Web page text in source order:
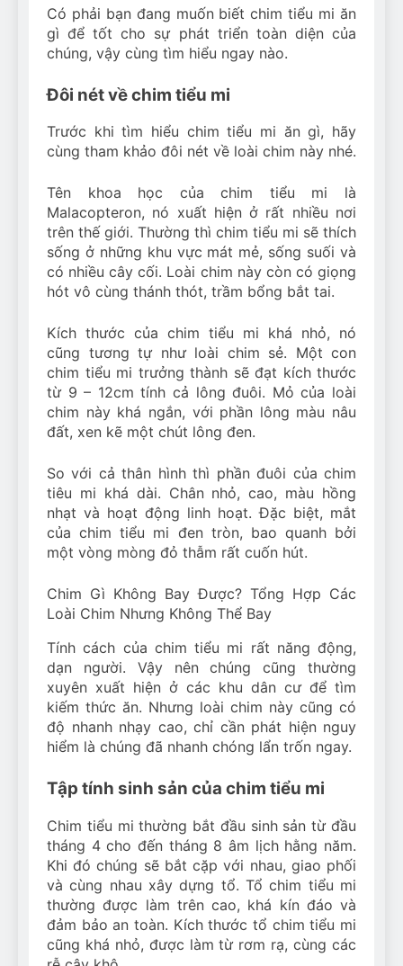
Có phải bạn đang muốn biết chim tiểu mi ăn
gì để tốt cho sự phát triển toàn diện của
chúng, vậy cùng tìm hiểu ngay nào.
Đôi nét về chim tiểu mi
Trước khi tìm hiểu chim tiểu mi ăn gì, hãy
cùng tham khảo đôi nét về loài chim này nhé.
Tên khoa học của chim tiểu mi là
Malacopteron, nó xuất hiện ở rất nhiều nơi
trên thế giới. Thường thì chim tiểu mi sẽ thích
sống ở những khu vực mát mẻ, sống suối và
có nhiều cây cối. Loài chim này còn có giọng
hót vô cùng thánh thót, trầm bổng bắt tai.
Kích thước của chim tiểu mi khá nhỏ, nó
cũng tương tự như loài chim sẻ. Một con
chim tiểu mi trưởng thành sẽ đạt kích thước
từ 9 – 12cm tính cả lông đuôi. Mỏ của loài
chim này khá ngắn, với phần lông màu nâu
đất, xen kẽ một chút lông đen.
So với cả thân hình thì phần đuôi của chim
tiêu mi khá dài. Chân nhỏ, cao, màu hồng
nhạt và hoạt động linh hoạt. Đặc biệt, mắt
của chim tiểu mi đen tròn, bao quanh bởi
một vòng mòng đỏ thẫm rất cuốn hút.
Chim Gì Không Bay Được? Tổng Hợp Các
Loài Chim Nhưng Không Thể Bay
Tính cách của chim tiểu mi rất năng động,
dạn người. Vậy nên chúng cũng thường
xuyên xuất hiện ở các khu dân cư để tìm
kiếm thức ăn. Nhưng loài chim này cũng có
độ nhanh nhạy cao, chỉ cần phát hiện nguy
hiểm là chúng đã nhanh chóng lẩn trốn ngay.
Tập tính sinh sản của chim tiểu mi
Chim tiểu mi thường bắt đầu sinh sản từ đầu
tháng 4 cho đến tháng 8 âm lịch hằng năm.
Khi đó chúng sẽ bắt cặp với nhau, giao phối
và cùng nhau xây dựng tổ. Tổ chim tiểu mi
thường được làm trên cao, khá kín đáo và
đảm bảo an toàn. Kích thước tổ chim tiểu mi
cũng khá nhỏ, được làm từ rơm rạ, cùng các